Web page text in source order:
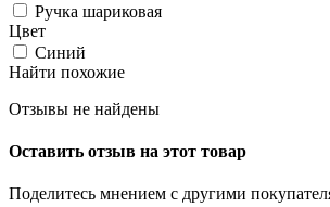
Ручка шариковая
Цвет
Синий
Найти похожие
Отзывы не найдены
Оставить отзыв на этот товар
Поделитесь мнением с другими